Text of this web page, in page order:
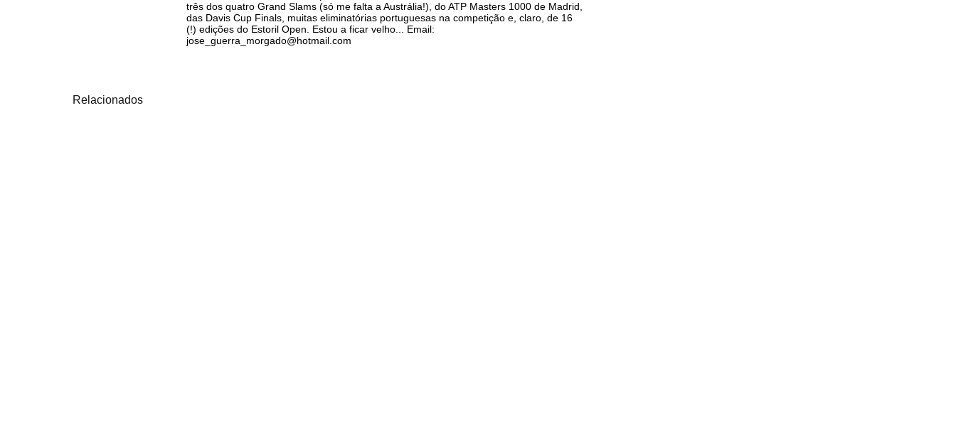
três dos quatro Grand Slams (só me falta a Austrália!), do ATP Masters 1000 de Madrid,
das Davis Cup Finals, muitas eliminatórias portuguesas na competição e, claro, de 16
(!) edições do Estoril Open. Estou a ficar velho... Email:
jose_guerra_morgado@hotmail.com
Relacionados